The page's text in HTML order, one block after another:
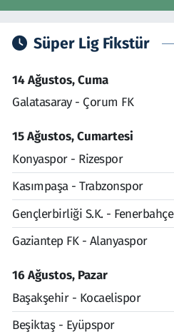
Süper Lig Fikstür
14 Ağustos, Cuma
Galatasaray - Çorum FK
15 Ağustos, Cumartesi
Konyaspor - Rizespor
Kasımpaşa - Trabzonspor
Gençlerbirliği S.K. - Fenerbahçe
Gaziantep FK - Alanyaspor
16 Ağustos, Pazar
Başakşehir - Kocaelispor
Beşiktaş - Eyüpspor